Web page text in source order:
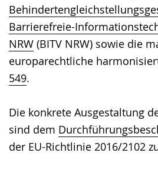
Barrierefreie-
NRW (BITV NRW) sowie die
europarechtliche
549.
Die konkrete Ausgestaltung
sind dem
der EU-Richtlinie 2016/2102